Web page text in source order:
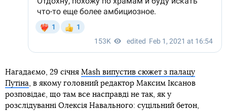
Нагадаємо, 29 січня Mash випустив сюжет з палацу
Путіна , в якому головний редактор Максим Іксанов
розповідає, що там все насправді не так, як у
розслідуванні Олексія Навального: суцільний бетон,